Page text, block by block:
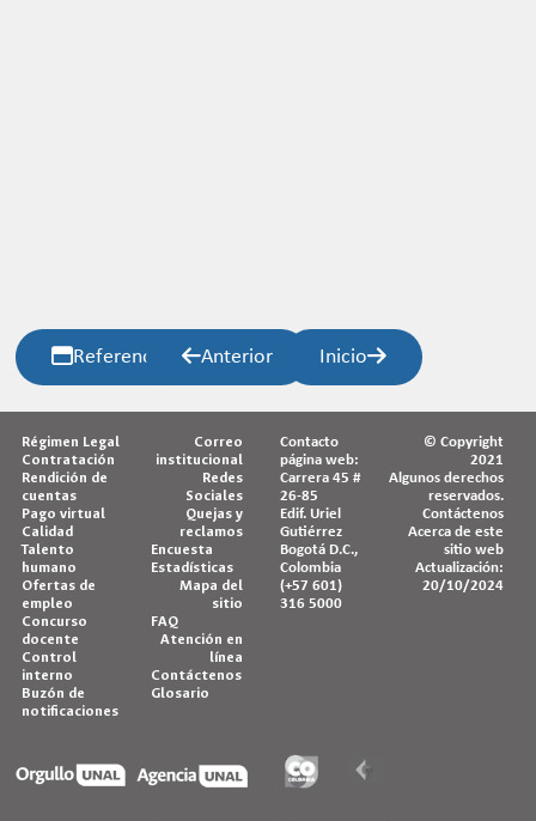
Referencias Anterior Inicio
Régimen Legal
Contratación
Rendición de
cuentas
Pago virtual
Calidad
Talento
humano
Ofertas de
empleo
Concurso
docente
Control
interno
Buzón de
notificaciones
Correo
institucional
Redes
Sociales
Quejas y
reclamos
Encuesta
Estadísticas
Mapa del
sitio
FAQ
Atención en
línea
Contáctenos
Glosario
Contacto
página web:
Carrera 45 #
26-85
Edif. Uriel
Gutiérrez
Bogotá D.C.,
Colombia
(+57 601)
316 5000
© Copyright
2021
Algunos derechos
reservados.
Contáctenos
Acerca de este
sitio web
Actualización:
20/10/2024